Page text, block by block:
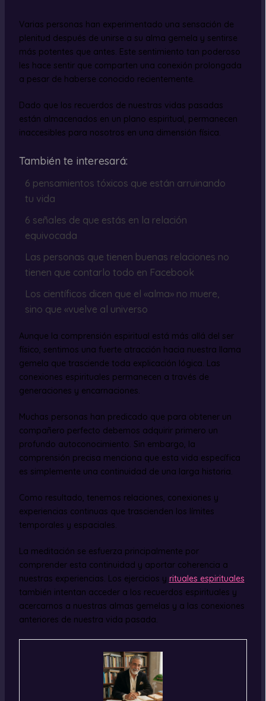
Varias personas han experimentado una sensación de
plenitud después de unirse a su alma gemela y sentirse
más potentes que antes. Este sentimiento tan poderoso
les hace sentir que comparten una conexión prolongada
a pesar de haberse conocido recientemente.
Dado que los recuerdos de nuestras vidas pasadas
están almacenados en un plano espiritual, permanecen
inaccesibles para nosotros en una dimensión física.
También te interesará:
6 pensamientos tóxicos que están arruinando
tu vida
6 señales de que estás en la relación
equivocada
Las personas que tienen buenas relaciones no
tienen que contarlo todo en Facebook
Los científicos dicen que el «alma» no muere,
sino que «vuelve al universo
Aunque la comprensión espiritual está más allá del ser
físico, sentimos una fuerte atracción hacia nuestra llama
gemela que trasciende toda explicación lógica. Las
conexiones espirituales permanecen a través de
generaciones y encarnaciones.
Muchas personas han predicado que para obtener un
compañero perfecto debemos adquirir primero un
profundo autoconocimiento. Sin embargo, la
comprensión precisa menciona que esta vida específica
es simplemente una continuidad de una larga historia.
Como resultado, tenemos relaciones, conexiones y
experiencias continuas que trascienden los límites
temporales y espaciales.
La meditación se esfuerza principalmente por
comprender esta continuidad y aportar coherencia a
nuestras experiencias. Los ejercicios y rituales espirituales
también intentan acceder a los recuerdos espirituales y
acercarnos a nuestras almas gemelas y a las conexiones
anteriores de nuestra vida pasada.